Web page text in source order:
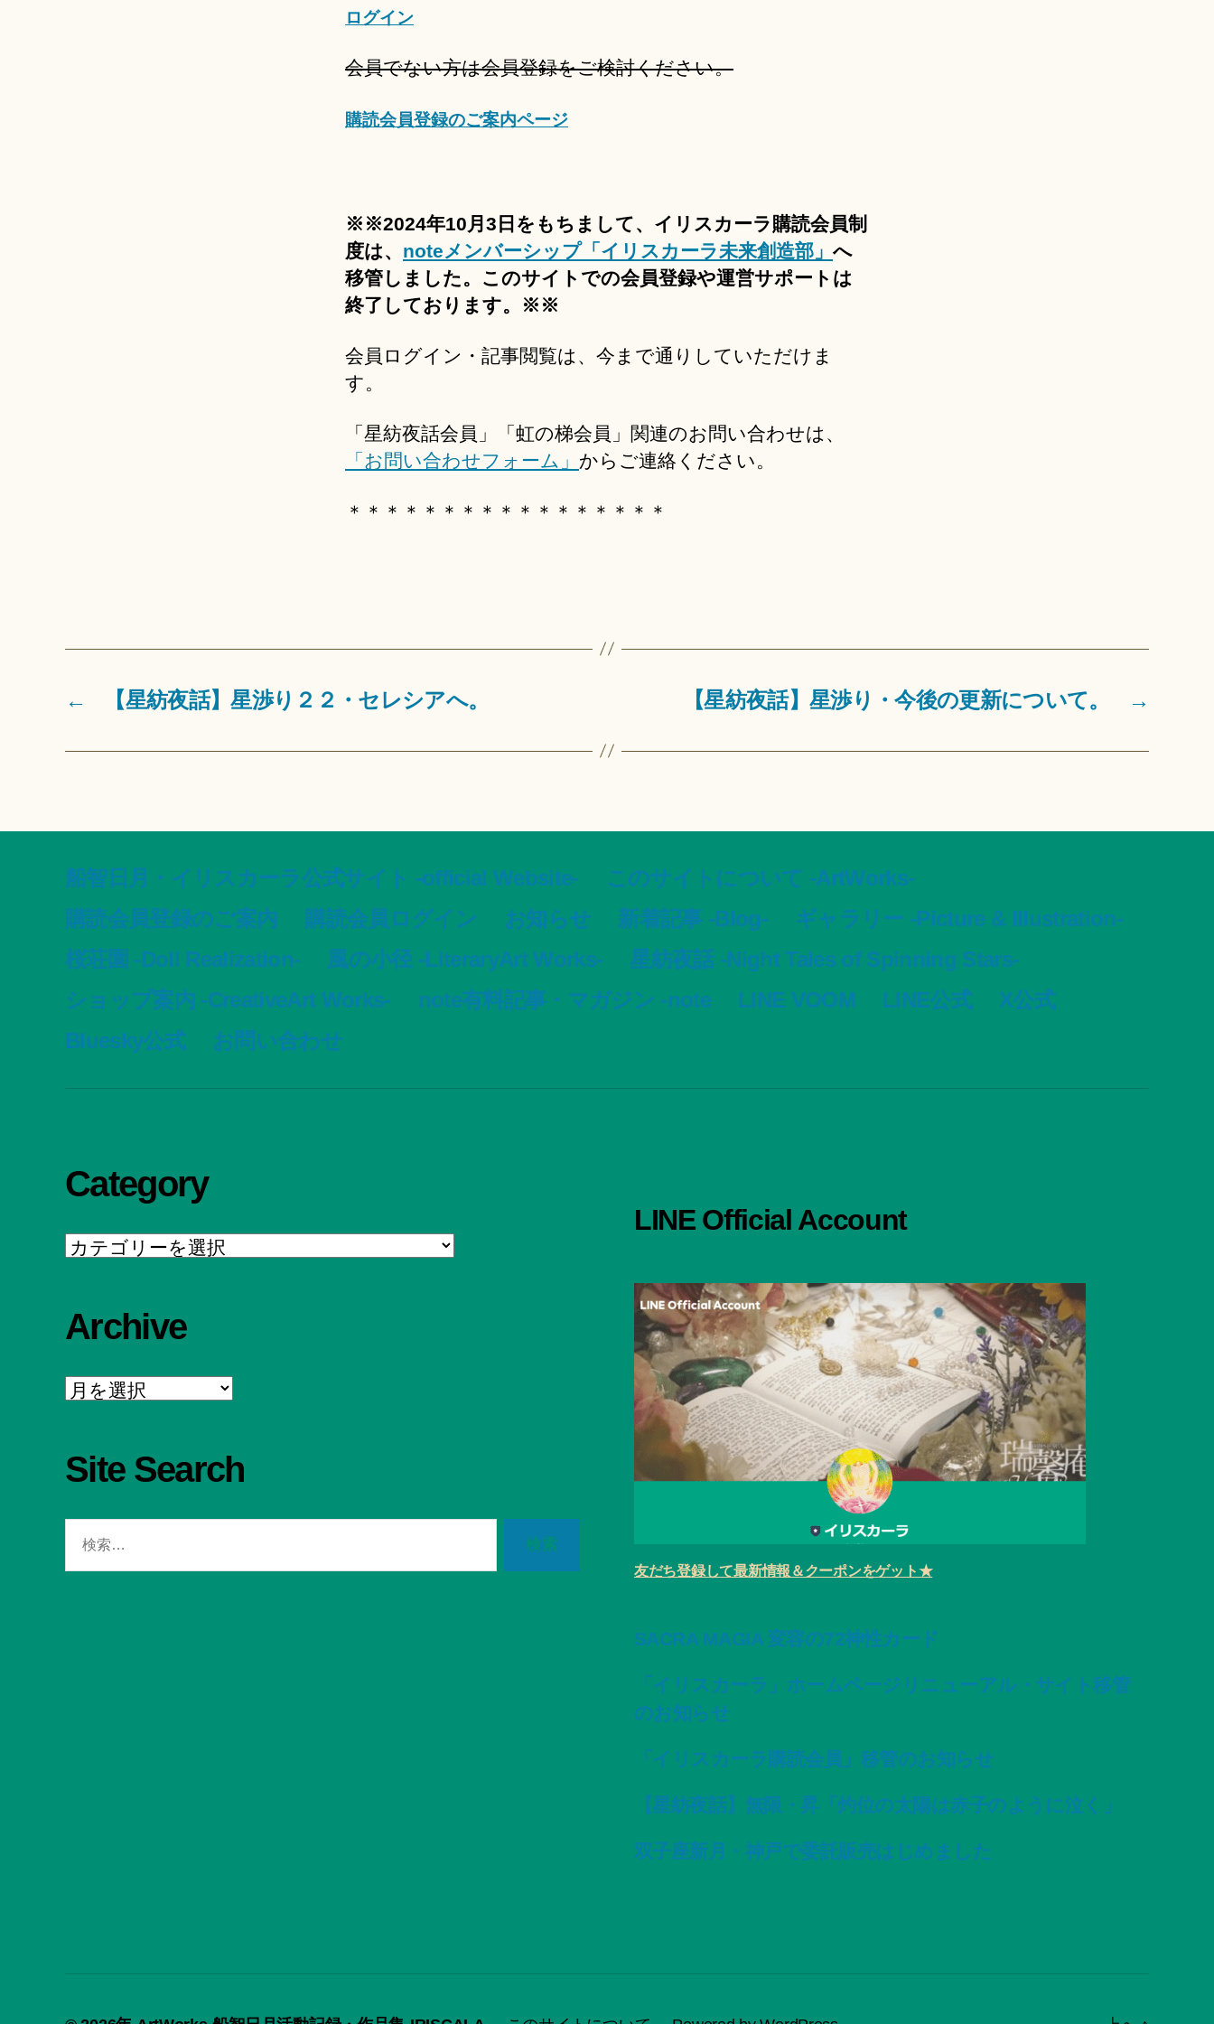
ログイン
会員でない方は会員登録をご検討ください。
購読会員登録のご案内ページ
※※2024年10月3日をもちまして、イリスカーラ購読会員制
度は、 noteメンバーシップ「イリスカーラ未来創造部」 へ
移管しました。このサイトでの会員登録や運営サポートは
終了しております。※※
会員ログイン・記事閲覧は、今まで通りしていただけま
す。
「星紡夜話会員」「虹の梯会員」関連のお問い合わせは、
「お問い合わせフォーム」 からご連絡ください。
＊＊＊＊＊＊＊＊＊＊＊＊＊＊＊＊＊
← 【星紡夜話】星渉り２２・セレシアへ。 →
【星紡夜話】星渉り・今後の更新について。
船智日月・イリスカーラ公式サイト -official Website-
このサイトについて -ArtWorks-
購読会員登録のご案内
購読会員ログイン お知らせ 新着記事 -Blog-
ギャラリー -Picture & Illustration-
桜荘園 -Doll Realization-
風の小径 -LiteraryArt Works-
星紡夜話 -Night Tales of Spinning Stars-
ショップ案内 -CreativeArt Works-
note有料記事・マガジン -note LINE VOOM LINE公式
X公式
Bluesky公式
お問い合わせ
Category
Category
Archive
Archive
Site Search
LINE Official Account
友だち登録して最新情報＆クーポンをゲット★
SACRA MAGIA 変容の72神性カード
「イリスカーラ」ホームページリニューアル・サイト移管
のお知らせ
「イリスカーラ購読会員」移管のお知らせ
【星紡夜話】無限・昇「灼位の太陽は赤子のように泣く」
双子座新月・神戸で委託販売はじめました